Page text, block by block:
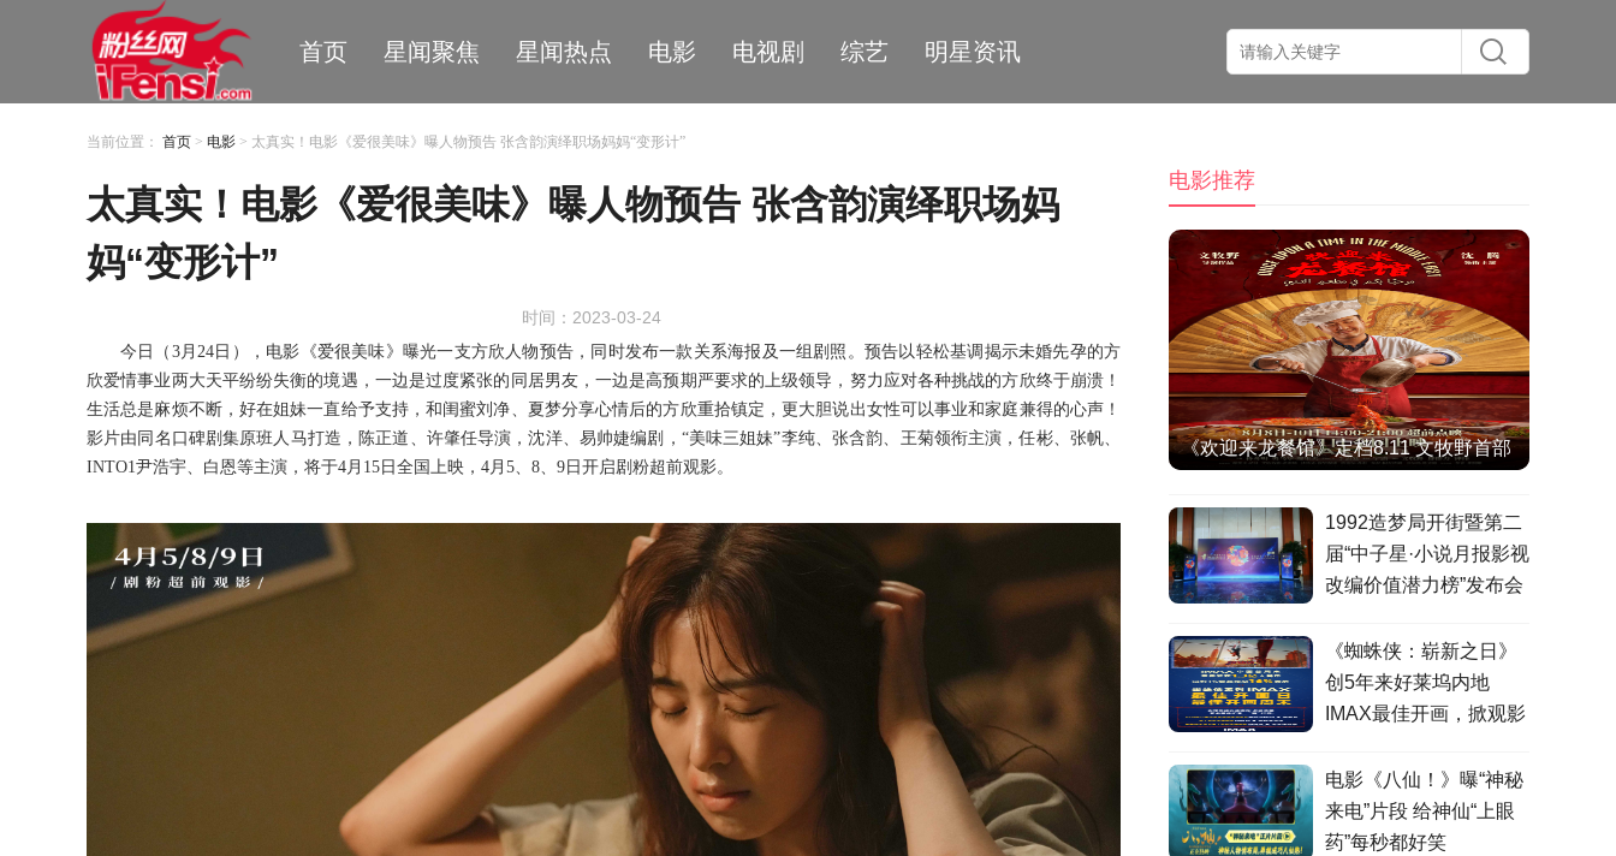
首页 星闻聚焦 星闻热点 电影 电视剧 综艺 明星资讯
当前位置： 首页 > 电影 > 太真实！电影《爱很美味》曝人物预告 张含韵演绎职场妈妈“变形计”
太真实！电影《爱很美味》曝人物预告 张含韵演绎职场妈
妈“变形计”
时间：2023-03-24
今日 （ 3月24 日 ）， 电影 《爱很美味》 曝光一支方欣人物预告 ， 同时发布一款关系海报及一组剧照 。 预告以轻松基调揭示未婚先孕的方
欣爱情事业两大天平纷纷失衡的境遇 ， 一边是过度紧张的同居男友，一边是高预期严要求的上级领导 ， 努力应对各种挑战的方欣终于崩溃 ！
生活总是麻烦不断， 好在姐妹一直给予支持，和闺蜜刘净、 夏梦分享心情后的方欣重拾镇定 ， 更大胆说出女性可以事业和家庭兼得的心声 ！
影片由同名口碑剧集原班人马打造 ， 陈正道 、 许肇任导演 ，沈洋、 易帅婕编剧 ， “美味三姐妹”李纯、 张含韵、 王菊领衔主演 ，任彬、 张帆、
INTO1尹浩宇、 白恩等主演 ， 将于4月 15 日全国上映 ， 4月 5、8、9 日开启剧粉超前观影。
电影推荐
《欢迎来龙餐馆》定档8.11 文牧野首部
1992造梦局开街暨第二
届“中子星·小说月报影视
改编价值潜力榜”发布会
《蜘蛛侠：崭新之日》
创5年来好莱坞内地
IMAX最佳开画，掀观影
电影《八仙！》曝“神秘
来电”片段 给神仙“上眼
药”每秒都好笑